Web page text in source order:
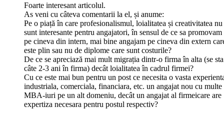
Foarte interesant articolul.
As veni cu câteva comentarii la el, și anume:
Pe o piață în care profesionalismul, loialitatea și creativitatea nu
sunt interesante pentru angajatori, în sensul de ce sa promovam
pe cineva din intern, mai bine angajam pe cineva din extern
este plin sau nu de diplome care sunt costurile?
De ce se apreciază mai mult migrația dintr-o firma în alta (se sta
câte 2-3 ani în firma) decât loialitatea în cadrul firmei?
Cu ce este mai bun pentru un post ce necesita o vasta
industriala, comerciala, financiara, etc. un angajat nou cu multe
MBA-iuri pe un alt domeniu, decât un angajat al firmeicare are
expertiza necesara pentru postul respectiv?